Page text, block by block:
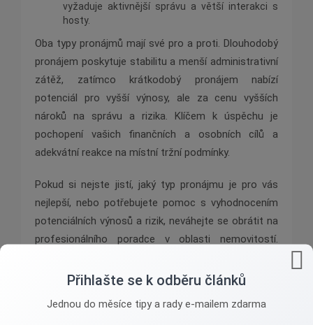
vyžaduje aktivnější správu a větší interakci s
hosty.
Oba typy pronájmů mají své pro a proti. Dlouhodobý
pronájem poskytuje stabilitu a menší administrativní
zátěž, zatímco krátkodobý pronájem nabízí
potenciál pro vyšší výnosy, ale za cenu vyšších
nároků na správu a rizika. Klíčem k úspěchu je
pochopení vašich finančních a osobních cílů a
adekvátní reakce na místní tržní podmínky.
Pokud si nejste jistí, jaký typ pronájmu je pro vás
nejlepší, nebo potřebujete pomoc s vyhodnocením
potenciálních výnosů a rizik, neváhejte se obrátit na
profesionálního poradce v oblasti nemovitostí.
Přihlašte se k odběru článků
Jednou do měsíce tipy a rady e-mailem zdarma